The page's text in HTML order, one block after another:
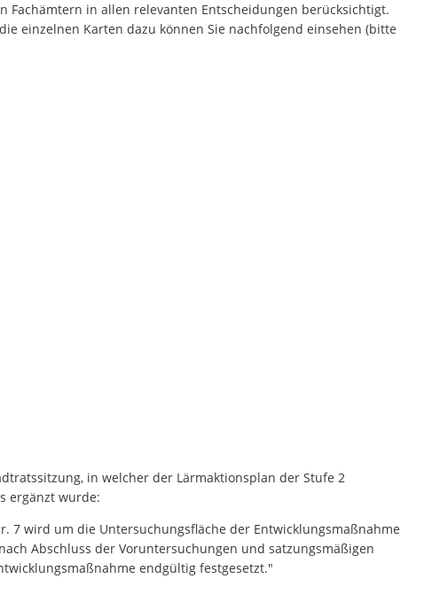
Fachämtern in allen relevanten Entscheidungen berücksichtigt.
einzelnen Karten dazu können Sie nachfolgend einsehen (bitte
in welcher der Lärmaktionsplan der Stufe 2
ergänzt wurde:
7 wird um die Untersuchungsfläche der Entwicklungsmaßnahme
Abschluss der Voruntersuchungen und satzungsmäßigen
endgültig festgesetzt."